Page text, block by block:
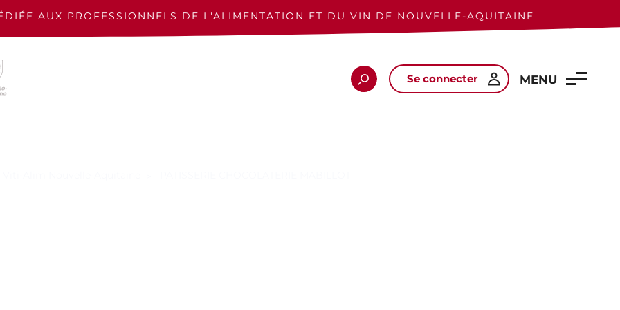
AUX PROFESSIONNELS DE L'ALIMENTATION ET DU VIN DE NOUVELLE-AQUITAINE
Se connecter MENU